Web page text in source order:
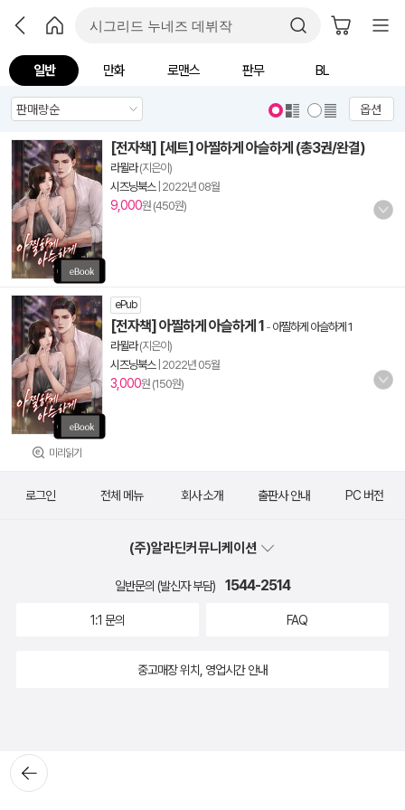
일반 만화 로맨스 판무 BL
옵션
[전자책] [세트] 아찔하게 아슬하게 (총3권/완결)
라뮐라(지은이)
시즈닝북스| 2022년 08월
9,000원 (450원)
미리읽기
ePub
[전자책] 아찔하게 아슬하게 1 - 아찔하게 아슬하게 1
라뮐라(지은이)
시즈닝북스| 2022년 05월
3,000원 (150원)
뒤로가
기
로그인 전체 메뉴 회사 소개 출판사 안내 PC 버전
(주)알라딘커뮤니케이션
일반문의 (발신자 부담) 1544-2514
1:1 문의 FAQ
중고매장 위치, 영업시간 안내